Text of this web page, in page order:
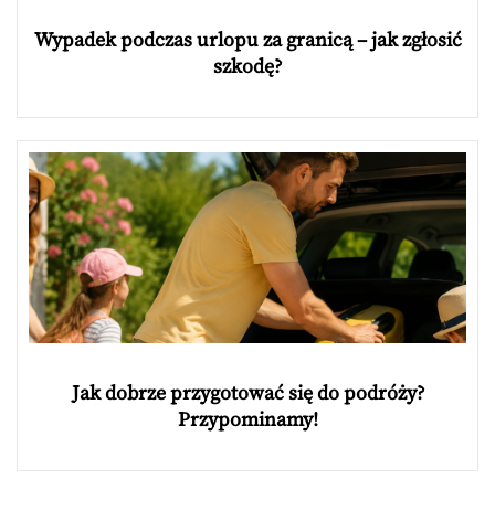
Wypadek podczas urlopu za granicą – jak zgłosić
szkodę?
Jak dobrze przygotować się do podróży?
Przypominamy!